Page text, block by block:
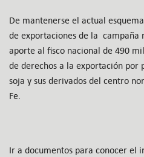
De mantenerse el actual
de exportaciones de la campaña
aporte al fisco nacional de 490
de derechos a la exportación por
soja y sus derivados del centro
Fe.
Ir a documentos para conocer el